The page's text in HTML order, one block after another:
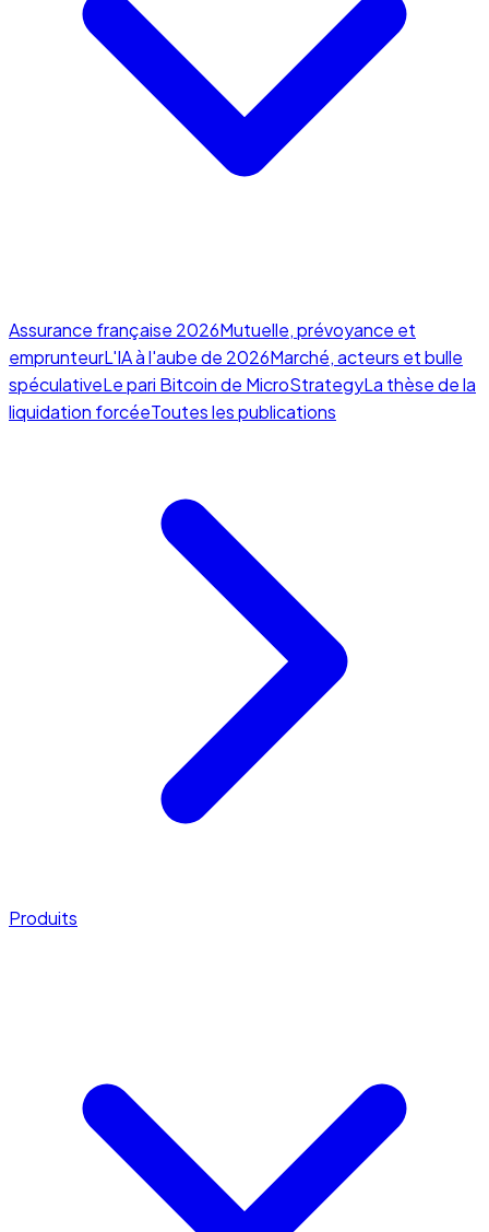
Assurance française 2026Mutuelle, prévoyance et
emprunteurL'IA à l'aube de 2026Marché, acteurs et bulle
spéculativeLe pari Bitcoin de MicroStrategyLa thèse de la
liquidation forcéeToutes les publications
Produits